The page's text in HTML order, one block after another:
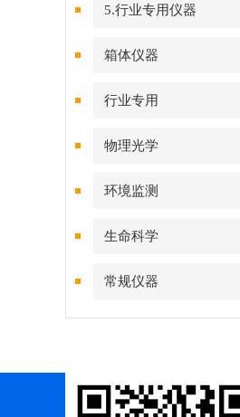
5.行业专用仪器
箱体仪器
行业专用
物理光学
环境监测
生命科学
常规仪器